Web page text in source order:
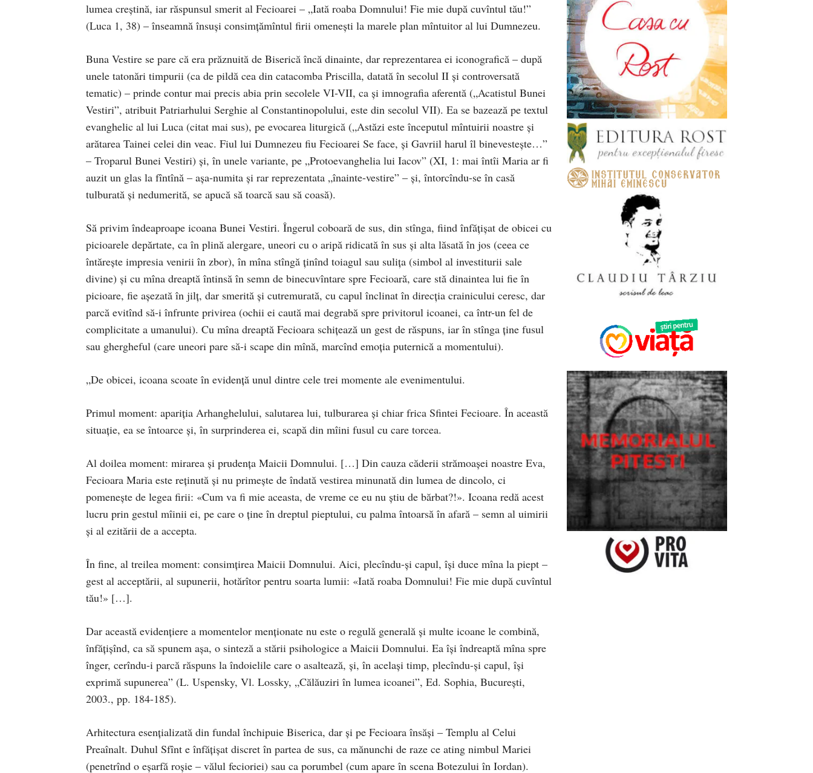
lumea creştină, iar răspunsul smerit al Fecioarei – „Iată roaba Domnului! Fie mie după cuvîntul tău!”
(Luca 1, 38) – înseamnă însuşi consimţămîntul firii omeneşti la marele plan mîntuitor al lui Dumnezeu.
Buna Vestire se pare că era prăznuită de Biserică încă dinainte, dar reprezentarea ei iconografică – după
unele tatonări timpurii (ca de pildă cea din catacomba Priscilla, datată în secolul II şi controversată
tematic) – prinde contur mai precis abia prin secolele VI-VII, ca şi imnografia aferentă („Acatistul Bunei
Vestiri”, atribuit Patriarhului Serghie al Constantinopolului, este din secolul VII). Ea se bazează pe textul
evanghelic al lui Luca (citat mai sus), pe evocarea liturgică („Astăzi este începutul mîntuirii noastre şi
arătarea Tainei celei din veac. Fiul lui Dumnezeu fiu Fecioarei Se face, şi Gavriil harul îl binevesteşte…”
– Troparul Bunei Vestiri) şi, în unele variante, pe „Protoevanghelia lui Iacov” (XI, 1: mai întîi Maria ar fi
auzit un glas la fîntînă – aşa-numita şi rar reprezentata „înainte-vestire” – şi, întorcîndu-se în casă
tulburată şi nedumerită, se apucă să toarcă sau să coasă).
Să privim îndeaproape icoana Bunei Vestiri. Îngerul coboară de sus, din stînga, fiind înfăţişat de obicei cu
picioarele depărtate, ca în plină alergare, uneori cu o aripă ridicată în sus şi alta lăsată în jos (ceea ce
întăreşte impresia venirii în zbor), în mîna stîngă ţinînd toiagul sau suliţa (simbol al investiturii sale
divine) şi cu mîna dreaptă întinsă în semn de binecuvîntare spre Fecioară, care stă dinaintea lui fie în
picioare, fie aşezată în jilţ, dar smerită şi cutremurată, cu capul înclinat în direcţia crainicului ceresc, dar
parcă evitînd să-i înfrunte privirea (ochii ei caută mai degrabă spre privitorul icoanei, ca într-un fel de
complicitate a umanului). Cu mîna dreaptă Fecioara schiţează un gest de răspuns, iar în stînga ţine fusul
sau ghergheful (care uneori pare să-i scape din mînă, marcînd emoţia puternică a momentului).
„De obicei, icoana scoate în evidenţă unul dintre cele trei momente ale evenimentului.
Primul moment: apariţia Arhanghelului, salutarea lui, tulburarea şi chiar frica Sfintei Fecioare. În această
situaţie, ea se întoarce şi, în surprinderea ei, scapă din mîini fusul cu care torcea.
Al doilea moment: mirarea şi prudenţa Maicii Domnului. […] Din cauza căderii strămoaşei noastre Eva,
Fecioara Maria este reţinută şi nu primeşte de îndată vestirea minunată din lumea de dincolo, ci
pomeneşte de legea firii: «Cum va fi mie aceasta, de vreme ce eu nu ştiu de bărbat?!». Icoana redă acest
lucru prin gestul mîinii ei, pe care o ţine în dreptul pieptului, cu palma întoarsă în afară – semn al uimirii
şi al ezitării de a accepta.
În fine, al treilea moment: consimţirea Maicii Domnului. Aici, plecîndu-şi capul, îşi duce mîna la piept –
gest al acceptării, al supunerii, hotărîtor pentru soarta lumii: «Iată roaba Domnului! Fie mie după cuvîntul
tău!» […].
Dar această evidenţiere a momentelor menţionate nu este o regulă generală şi multe icoane le combină,
înfăţişînd, ca să spunem aşa, o sinteză a stării psihologice a Maicii Domnului. Ea îşi îndreaptă mîna spre
înger, cerîndu-i parcă răspuns la îndoielile care o asaltează, şi, în acelaşi timp, plecîndu-şi capul, îşi
exprimă supunerea” (L. Uspensky, Vl. Lossky, „Călăuziri în lumea icoanei”, Ed. Sophia, Bucureşti,
2003., pp. 184-185).
Arhitectura esenţializată din fundal închipuie Biserica, dar şi pe Fecioara însăşi – Templu al Celui
Preaînalt. Duhul Sfînt e înfăţişat discret în partea de sus, ca mănunchi de raze ce ating nimbul Mariei
(penetrînd o eşarfă roşie – vălul fecioriei) sau ca porumbel (cum apare în scena Botezului în Iordan).